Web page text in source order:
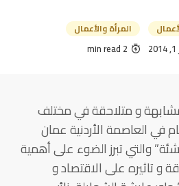
المرأة والأعمال
2 min read
و متلاحقة في مختلف
في العاصمة الأردنية عمان
والتي تبرز الضوء على أهمية
و تاثيره على الاقتصاد و